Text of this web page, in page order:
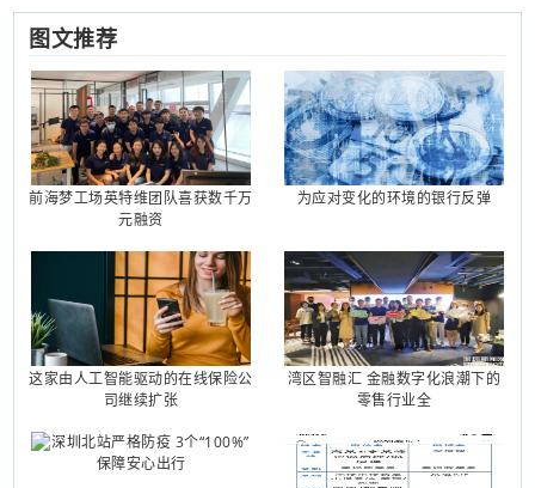
图文推荐
前海梦工场英特维团队喜获数千万
元融资
为应对变化的环境的银行反弹
这家由人工智能驱动的在线保险公
司继续扩张
湾区智融汇 金融数字化浪潮下的
零售行业全